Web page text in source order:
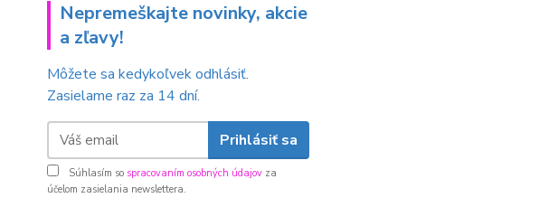
Nepremeškajte novinky, akcie
a zľavy!
Môžete sa kedykoľvek odhlásiť.
Zasielame raz za 14 dní.
Prihlásiť sa
Súhlasím so spracovaním osobných údajov za
účelom zasielania newslettera.